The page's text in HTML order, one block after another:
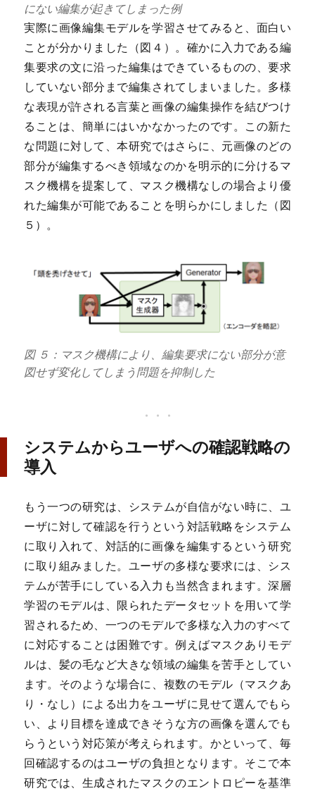
にない編集が起きてしまった例
実際に画像編集モデルを学習させてみると、面白い
ことが分かりました（図４）。確かに入力である編
集要求の文に沿った編集はできているものの、要求
していない部分まで編集されてしまいました。多様
な表現が許される言葉と画像の編集操作を結びつけ
ることは、簡単にはいかなかったのです。この新た
な問題に対して、本研究ではさらに、元画像のどの
部分が編集するべき領域なのかを明示的に分けるマ
スク機構を提案して、マスク機構なしの場合より優
れた編集が可能であることを明らかにしました（図
５）。
図 ５：マスク機構により、編集要求にない部分が意
図せず変化してしまう問題を抑制した
システムからユーザへの確認戦略の
導入
もう一つの研究は、システムが自信がない時に、ユ
ーザに対して確認を行うという対話戦略をシステム
に取り入れて、対話的に画像を編集するという研究
に取り組みました。ユーザの多様な要求には、シス
テムが苦手にしている入力も当然含まれます。深層
学習のモデルは、限られたデータセットを用いて学
習されるため、一つのモデルで多様な入力のすべて
に対応することは困難です。例えばマスクありモデ
ルは、髪の毛など大きな領域の編集を苦手としてい
ます。そのような場合に、複数のモデル（マスクあ
り・なし）による出力をユーザに見せて選んでもら
い、より目標を達成できそうな方の画像を選んでも
らうという対応策が考えられます。かといって、毎
回確認するのはユーザの負担となります。そこで本
研究では、生成されたマスクのエントロピーを基準